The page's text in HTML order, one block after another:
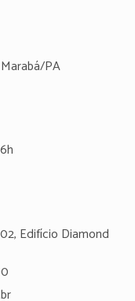
PA
Edifício Diamond